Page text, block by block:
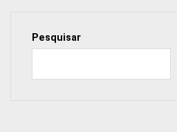
Pesquisar